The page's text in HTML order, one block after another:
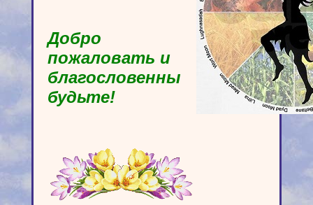
Добро
пожаловать и
благословенны
будьте!